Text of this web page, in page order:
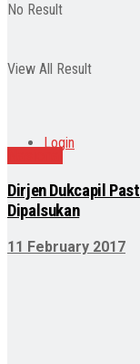
No Result
View All Result
Login
Dirjen Dukcapil
Dipalsukan
11 February 2017